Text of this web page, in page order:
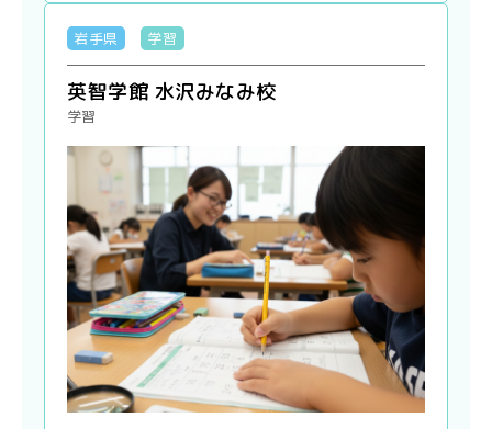
岩手県 学習
英智学館 水沢みなみ校
学習